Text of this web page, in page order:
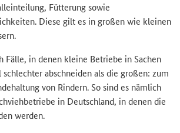
Fütterung sowie
Diese gilt es in großen wie kleinen
Fälle, in denen kleine Betriebe in Sachen
abschneiden als die großen: zum
von Rindern. So sind es nämlich
in Deutschland, in denen die
werden.